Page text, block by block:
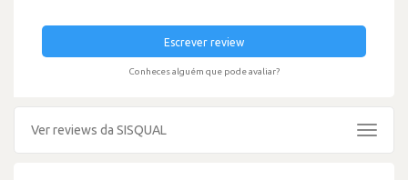
Escrever review
Conheces alguém que pode avaliar?
Ver reviews da SISQUAL
Toggle